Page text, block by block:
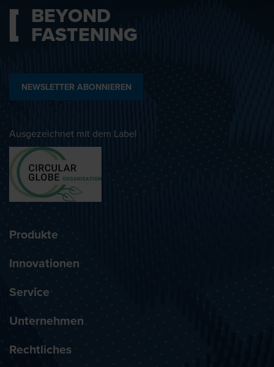
BEYOND
FASTENING
NEWSLETTER ABONNIEREN
Ausgezeichnet mit dem Label
Produkte
Innovationen
Service
Unternehmen
Rechtliches